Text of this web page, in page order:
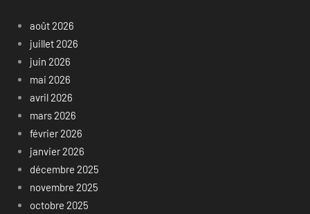
août 2026
juillet 2026
juin 2026
mai 2026
avril 2026
mars 2026
février 2026
janvier 2026
décembre 2025
novembre 2025
octobre 2025